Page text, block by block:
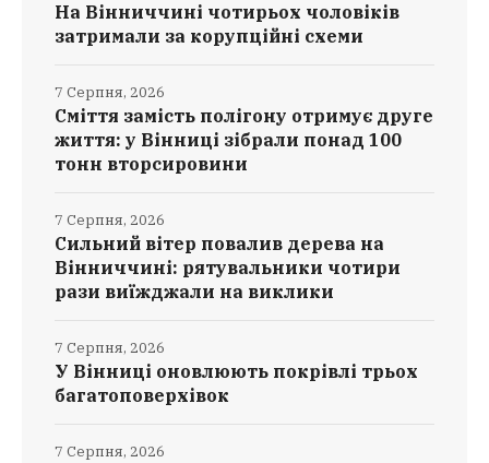
На Вінниччині чотирьох чоловіків
затримали за корупційні схеми
Сміття замість полігону отримує друге
життя: у Вінниці зібрали понад 100
тонн вторсировини
7 Серпня, 2026
Сильний вітер повалив дерева на
Вінниччині: рятувальники чотири
рази виїжджали на виклики
7 Серпня, 2026
У Вінниці оновлюють покрівлі трьох
багатоповерхівок
7 Серпня, 2026
7 Серпня, 2026